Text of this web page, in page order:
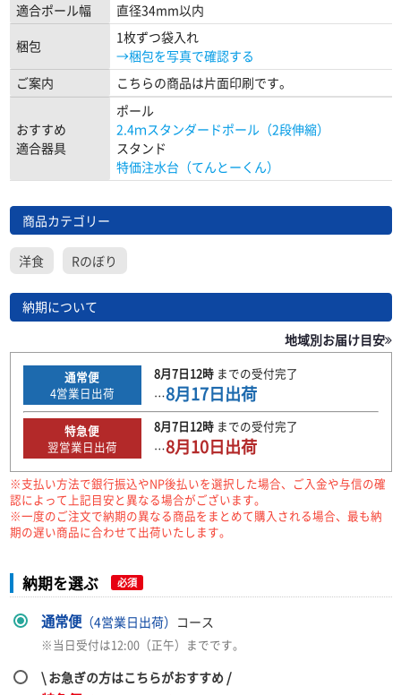
適合ポール幅
直径34mm以内
梱包
1枚ずつ袋入れ
→梱包を写真で確認する
ご案内
こちらの商品は片面印刷です。
おすすめ
適合器具
ポール
2.4ｍスタンダードポール（2段伸縮）
スタンド
特価注水台（てんとーくん）
商品カテゴリー
洋食 Rのぼり
納期について
地域別お届け目安
通常便
4営業日出荷
8月7日12時までの受付完了
…8月17日出荷
特急便
翌営業日出荷
8月7日12時までの受付完了
…8月10日出荷
※支払い方法で銀行振込やNP後払いを選択した場合、ご入金や与信の確
認によって上記目安と異なる場合がございます。
※一度のご注文で納期の異なる商品をまとめて購入される場合、最も納
期の遅い商品に合わせて出荷いたします。
納期を選ぶ 必須
通常便（4営業日出荷） コース
※当日受付は12:00（正午）までです。
\ お急ぎの方はこちらがおすすめ /